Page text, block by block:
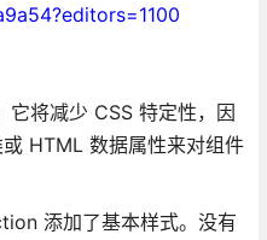
它将减少 CSS 特定性，因
HTML 数据属性来对组件
添加了基本样式。没有